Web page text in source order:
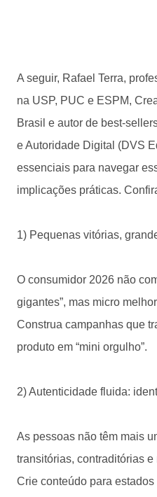
A seguir, Rafael Terra,
na USP, PUC e ESPM,
Brasil e autor de best-
e Autoridade Digital (DVS
essenciais para navegar
implicações práticas.
1) Pequenas vitórias,
O consumidor 2026 não
gigantes”, mas micro
Construa campanhas que
produto em “mini orgulho”.
2) Autenticidade fluida:
As pessoas não têm mais
transitórias, contraditórias
Crie conteúdo para